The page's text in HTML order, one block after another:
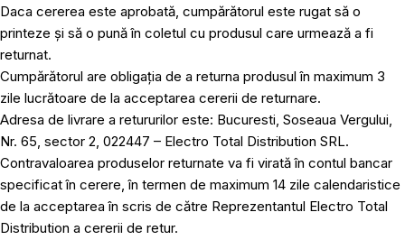
Daca cererea este aprobată, cumpărătorul este rugat să o
printeze și să o pună în coletul cu produsul care urmează a fi
returnat.
Cumpărătorul are obligația de a returna produsul în maximum 3
zile lucrătoare de la acceptarea cererii de returnare.
Adresa de livrare a retururilor este: Bucuresti, Soseaua Vergului,
Nr. 65, sector 2, 022447 – Electro Total Distribution SRL.
Contravaloarea produselor returnate va fi virată în contul bancar
specificat în cerere, în termen de maximum 14 zile calendaristice
de la acceptarea în scris de către Reprezentantul Electro Total
Distribution a cererii de retur.